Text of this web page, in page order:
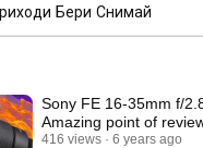
Бери Снимай
Sony FE 16-35mm f/
Amazing point of
416 views 6 years ago